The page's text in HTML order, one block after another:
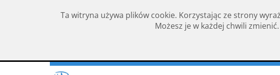
Ta witryna używa plików cookie. Korzystając ze strony
Możesz je w każdej chwili